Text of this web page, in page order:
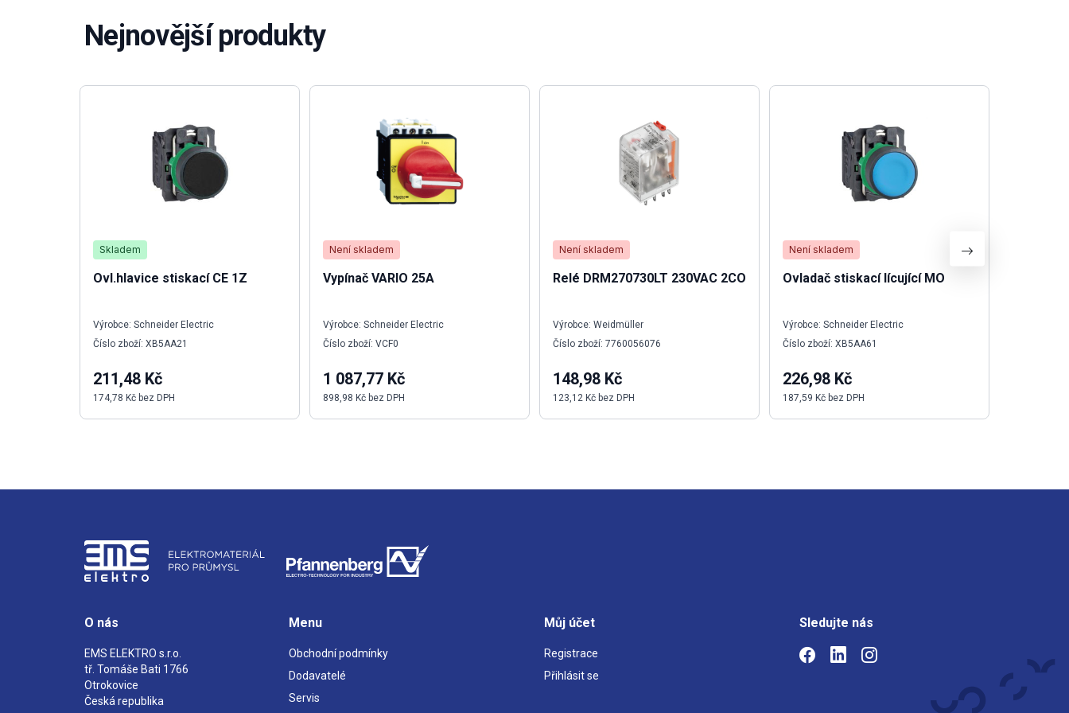
Nejnovější produkty
Skladem
Ovl.hlavice stiskací CE 1Z
Výrobce: Schneider Electric
Číslo zboží: XB5AA21
211,48 Kč
174,78 Kč bez DPH
Není skladem
Vypínač VARIO 25A
Výrobce: Schneider Electric
Číslo zboží: VCF0
1 087,77 Kč
898,98 Kč bez DPH
Není skladem
Relé DRM270730LT 230VAC 2CO
Výrobce: Weidmüller
Číslo zboží: 7760056076
148,98 Kč
123,12 Kč bez DPH
Není skladem
Ovladač stiskací lícující MO
Výrobce: Schneider Electric
Číslo zboží: XB5AA61
226,98 Kč
187,59 Kč bez DPH
O nás
EMS ELEKTRO s.r.o.
tř. Tomáše Bati 1766
Otrokovice
Česká republika
Menu
Obchodní podmínky
Dodavatelé
Servis
Můj účet
Registrace
Přihlásit se
Sledujte nás